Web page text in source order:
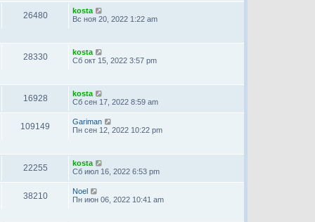
26480
kosta
Вс ноя 20, 2022 1:22 am
28330
kosta
Сб окт 15, 2022 3:57 pm
16928
kosta
Сб сен 17, 2022 8:59 am
109149
Gariman
Пн сен 12, 2022 10:22 pm
22255
kosta
Сб июл 16, 2022 6:53 pm
38210
Noel
Пн июн 06, 2022 10:41 am